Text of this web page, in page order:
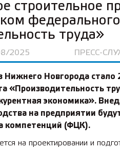
строительное
труда»
2025 ПРЕСС-
Нижнего Новгорода стало
«Производительность
экономика».
на предприятии
компетенций (ФЦК).
на проектировании и